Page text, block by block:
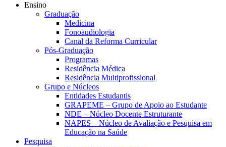
Ensino
Graduação
Medicina
Fonoaudiologia
Canal da Reforma Curricular
Pós-Graduação
Programas
Residência Médica
Residência Multiprofissional
Grupo e Núcleos
Entidades Estudantis
GRAPEME – Grupo de Apoio ao Estudante
NDE – Núcleo Docente Estruturante
NAPES – Núcleo de Avaliação e Pesquisa em
Educação na Saúde
Pesquisa